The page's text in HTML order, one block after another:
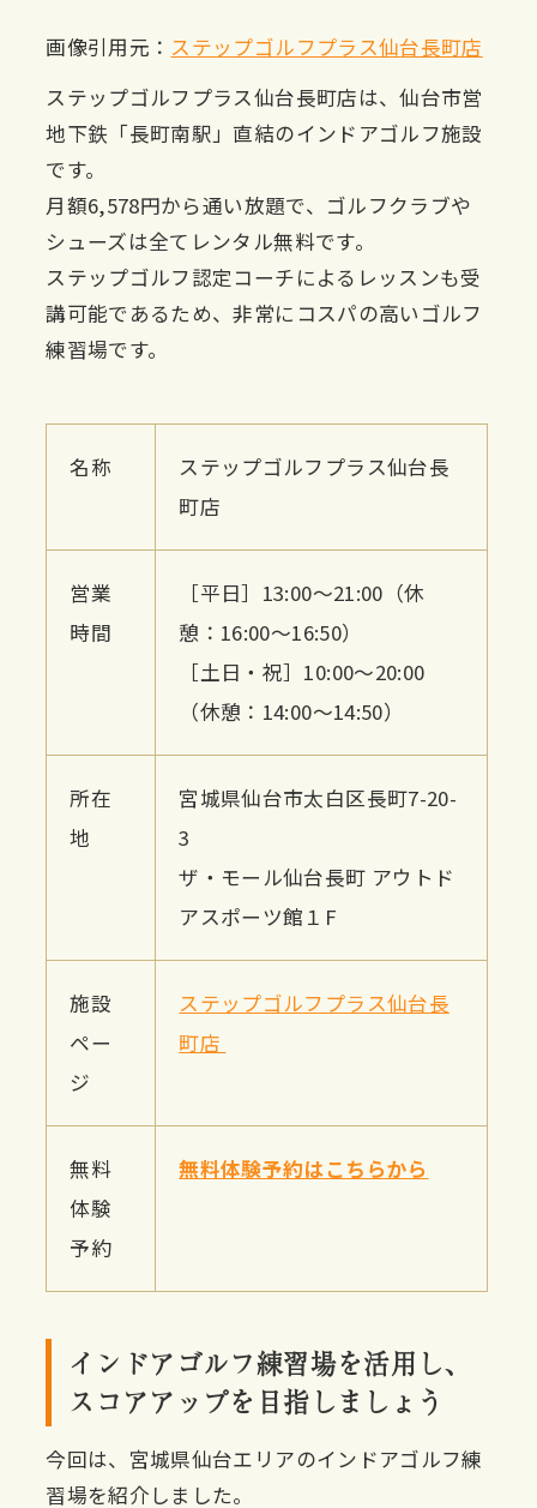
画像引用元： ステップゴルフプラス仙台長町店
ステップゴルフプラス仙台長町店は、仙台市営
地下鉄「長町南駅」直結のインドアゴルフ施設
です。
月額6,578円から通い放題で、ゴルフクラブや
シューズは全てレンタル無料です。
ステップゴルフ認定コーチによるレッスンも受
講可能であるため、非常にコスパの高いゴルフ
練習場です。
名称
ステップゴルフプラス仙台長
町店
営業
時間
［平日］13:00～21:00（休
憩：16:00～16:50）
［土日・祝］10:00～20:00
（休憩：14:00～14:50）
所在
地
宮城県仙台市太白区長町7-20-
3
ザ・モール仙台長町 アウトド
アスポーツ館１F
施設
ペー
ジ
ステップゴルフプラス仙台長
町店
無料
体験
予約
無料体験予約はこちらから
インドアゴルフ練習場を活用し、
スコアアップを目指しましょう
今回は、宮城県仙台エリアのインドアゴルフ練
習場を紹介しました。